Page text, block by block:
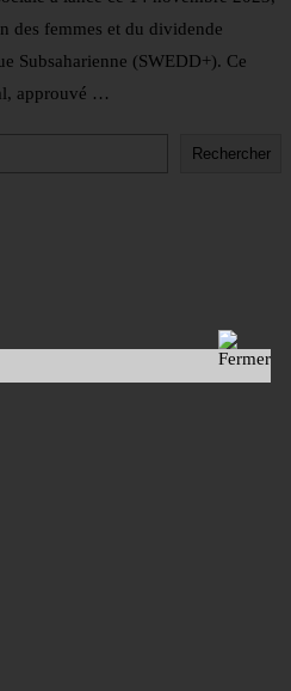
des femmes et du dividende
Subsaharienne (SWEDD+). Ce
approuvé …
Rechercher